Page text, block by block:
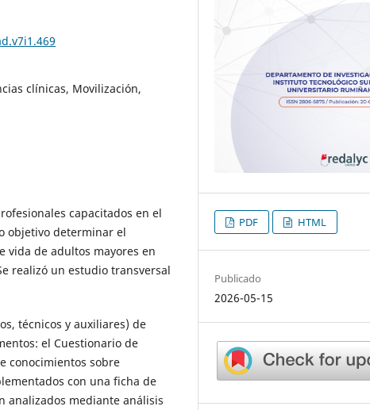
clínicas, Movilización,
capacitados en el
objetivo determinar el
vida de adultos mayores en
realizó un estudio transversal
técnicos y auxiliares) de
el Cuestionario de
conocimientos sobre
con una ficha de
analizados mediante análisis
PDF HTML
Publicado
2026-05-15